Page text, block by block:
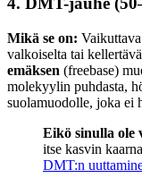
Mikä se on:
valkoiselta tai
emäksen (freebase)
molekyylin puhdasta,
suolamuodolle, joka ei
Eikö sinulla ole
itse kasvin
DMT:n